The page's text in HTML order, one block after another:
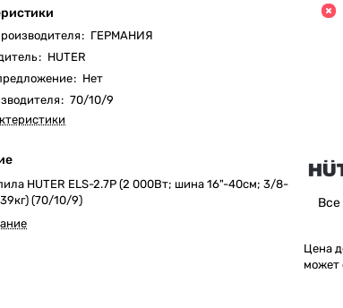
: ГЕРМАНИЯ
: HUTER
: Нет
: 70/10/9
HUTER ELS-2.7P (2 000Вт; шина 16"-40см; 3/8-
(70/10/9)
Все
Цена
может